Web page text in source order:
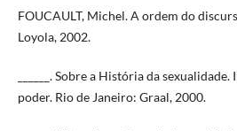
FOUCAULT, Michel. A ordem do
Loyola, 2002.
______. Sobre a História da
poder. Rio de Janeiro: Graal, 2000.